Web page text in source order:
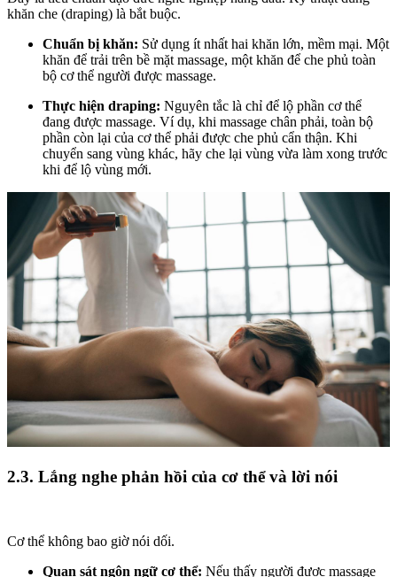
khăn che (draping) là bắt buộc.
Chuẩn bị khăn: Sử dụng ít nhất hai khăn lớn, mềm mại. Một
khăn để trải trên bề mặt massage, một khăn để che phủ toàn
bộ cơ thể người được massage.
Thực hiện draping: Nguyên tắc là chỉ để lộ phần cơ thể
đang được massage. Ví dụ, khi massage chân phải, toàn bộ
phần còn lại của cơ thể phải được che phủ cẩn thận. Khi
chuyển sang vùng khác, hãy che lại vùng vừa làm xong trước
khi để lộ vùng mới.
2.3. Lắng nghe phản hồi của cơ thể và lời nói
Cơ thể không bao giờ nói dối.
Quan sát ngôn ngữ cơ thể: Nếu thấy người được massage